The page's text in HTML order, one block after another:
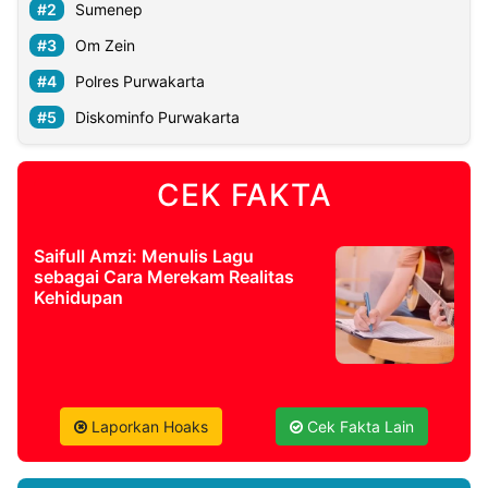
Sumenep
Om Zein
Polres Purwakarta
Diskominfo Purwakarta
CEK FAKTA
Saifull Amzi: Menulis Lagu
sebagai Cara Merekam Realitas
Kehidupan
Laporkan Hoaks Cek Fakta Lain